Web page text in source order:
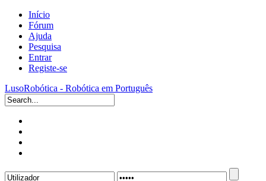
Início
Fórum
Ajuda
Pesquisa
Entrar
Registe-se
LusoRobótica - Robótica em Português